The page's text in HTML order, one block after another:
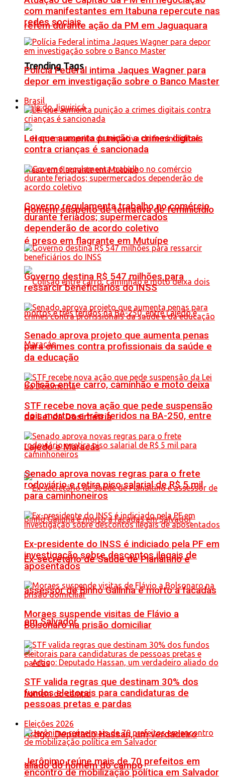
refém durante ação da PM em Jaguaquara
Trending Tags
Vale do Jiquiriçá
Homem suspeito de tentativa de feminicídio
é preso em flagrante em Mutuípe
Colisão entre carro, caminhão e moto deixa
dois mortos e três feridos na BA-250, entre
Lajedo e Maracás
Ex-secretário de Saúde de Planaltino e
assessor de Binho Galinha é morto a facadas
em Salvador
Artigo: Deputado Hassan, um verdadeiro
aliado do homem do campo
com manifestantes em Itabuna repercute nas
redes sociais
Polícia Federal intima Jaques Wagner para
depor em investigação sobre o Banco Master
Brasil
Lei que aumenta punição a crimes digitais
contra crianças é sancionada
Governo regulamenta trabalho no comércio
durante feriados; supermercados
dependerão de acordo coletivo
Governo destina R$ 547 milhões para
ressarcir beneficiários do INSS
Senado aprova projeto que aumenta penas
para crimes contra profissionais da saúde e
da educação
STF recebe nova ação que pede suspensão
da Lei da Dosimetria
Senado aprova novas regras para o frete
rodoviário e retira piso salarial de R$ 5 mil
para caminhoneiros
Ex-presidente do INSS é indiciado pela PF em
investigação sobre descontos ilegais de
aposentados
Moraes suspende visitas de Flávio a
Bolsonaro na prisão domiciliar
STF valida regras que destinam 30% dos
fundos eleitorais para candidaturas de
pessoas pretas e pardas
Eleições 2026
Jerônimo reúne mais de 70 prefeitos em
encontro de mobilização política em Salvador